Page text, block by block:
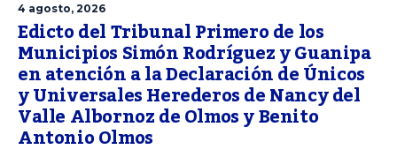
4 agosto, 2026
Edicto del Tribunal Primero de los
Municipios Simón Rodríguez y Guanipa
en atención a la Declaración de Únicos
y Universales Herederos de Nancy del
Valle Albornoz de Olmos y Benito
Antonio Olmos